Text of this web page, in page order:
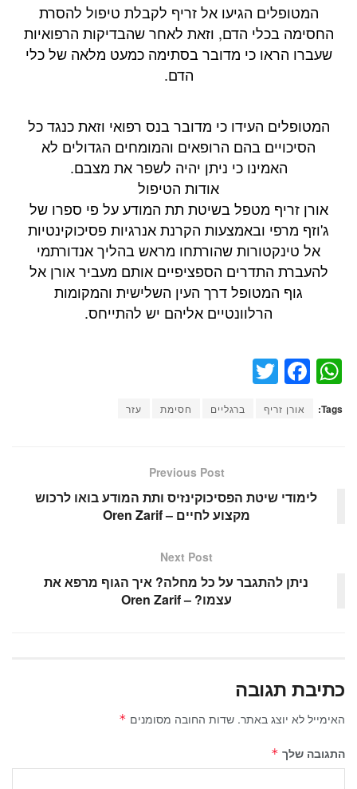
המטופלים הגיעו אל זריף לקבלת טיפול להסרת
החסימה בכלי הדם, וזאת לאחר שהבדיקות הרפואיות
שעברו הראו כי מדובר בסתימה כמעט מלאה של כלי
הדם.
המטופלים העידו כי מדובר בנס רפואי וזאת כנגד כל
הסיכויים בהם הרופאים והמומחים הגדולים לא
האמינו כי ניתן יהיה לשפר את מצבם.
אודות הטיפול
אורן זריף מטפל בשיטת תת המודע על פי ספרו של
ג'וזף מרפי ובאמצעות הקרנת אנרגיות פסיכוקינטיות
אל טינקטורות שהורתחו מראש בהליך אנדורתמי
להעברת התדרים הספציפיים אותם מעביר אורן אל
גוף המטופל דרך העין השלישית והמקומות
הרלוונטיים אליהם יש להתייחס.
W
h
at
p
F
a
c
o
tt Tags: אורן זריף ברגליים חסימת עזר
Previous Post
לימודי שיטת הפסיכוקינזיס ותת המודע בואו לרכוש
מקצוע לחיים – Oren Zarif
Next Post
ניתן להתגבר על כל מחלה? איך הגוף מרפא את
עצמו? – Oren Zarif
כתיבת תגובה
האימייל לא יוצג באתר. שדות החובה מסומנים *
התגובה שלך *